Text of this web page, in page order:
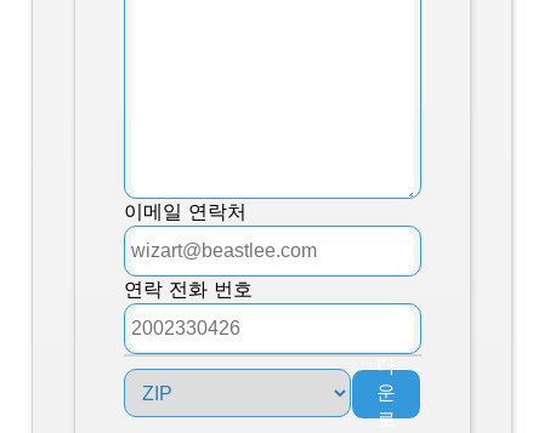
이메일 연락처
연락 전화 번호
지
다
운
로